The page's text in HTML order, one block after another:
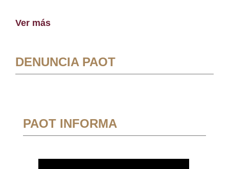
Ver más
DENUNCIA PAOT
PAOT INFORMA